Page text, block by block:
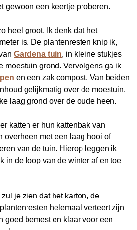
gewoon een keertje proberen.
heel groot. Ik denk dat het
is. De plantenresten knip ik,
Gardena tuin, in kleine stukjes
moestuin grond. Vervolgens ga ik
en een zak compost. Van beiden
gelijkmatig over de moestuin.
laag grond over de oude heen.
katten er hun kattenbak van
overheen met een laag hooi of
van de tuin. Hierop leggen ik
in de loop van de winter af en toe
zul je zien dat het karton, de
helemaal verteert zijn
goed bemest en klaar voor een